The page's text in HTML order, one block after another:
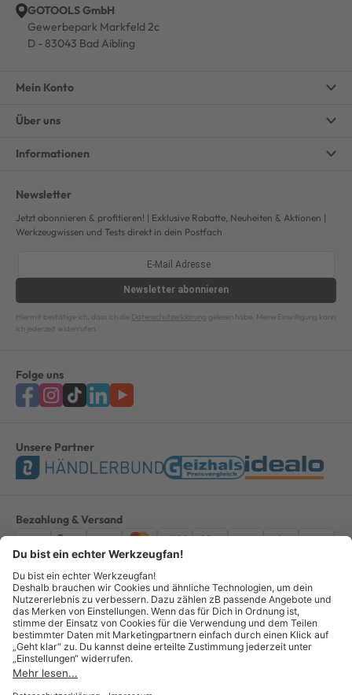
GOTOOLS GmbH
Gewerbepark Markfeld 2c
D - 83043 Bad Aibling
Mein Konto
Über uns
Informationen
Newsletter
Jetzt abonnieren & profitieren! | Exklusive Rabatte, Neuheiten & Aktionen |
Werkzeugwissen und Tests direkt in dein Postfach
Newsletter abonnieren
Hiermit bestätige ich, dass ich die Datenschutzerklärung gelesen habe. Meine Einwilligung kann
ich jederzeit widerrufen.
Folge uns
Unsere Partner
Bezahlung & Versand
ImpressumAGBDatenschutzWiderruf Vertrag widerrufen
Alle Preise verstehen sich inkl. ges. MwSt. *Kostenloser Versand innerhalb
Deutschlands, bei Bestellungen ab 100,00 Euro.
© Copyright 2026 GOTOOLS GmbH - Alle Rechte vorbehalten. powered by
createyourtemplate